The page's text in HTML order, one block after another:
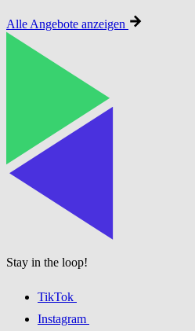
Alle Angebote anzeigen
Stay in the loop!
TikTok
Instagram